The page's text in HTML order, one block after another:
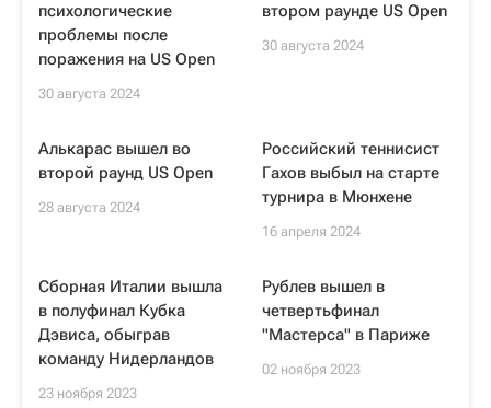
психологические
проблемы после
поражения на US Open
30 августа 2024
втором раунде US Open
30 августа 2024
Алькарас вышел во
второй раунд US Open
28 августа 2024
Российский теннисист
Гахов выбыл на старте
турнира в Мюнхене
16 апреля 2024
Сборная Италии вышла
в полуфинал Кубка
Дэвиса, обыграв
команду Нидерландов
23 ноября 2023
Рублев вышел в
четвертьфинал
"Мастерса" в Париже
02 ноября 2023